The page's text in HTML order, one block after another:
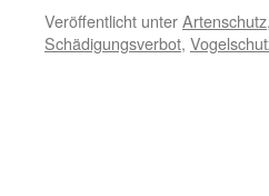
Veröffentlicht unterArtenschutz,
Schädigungsverbot,